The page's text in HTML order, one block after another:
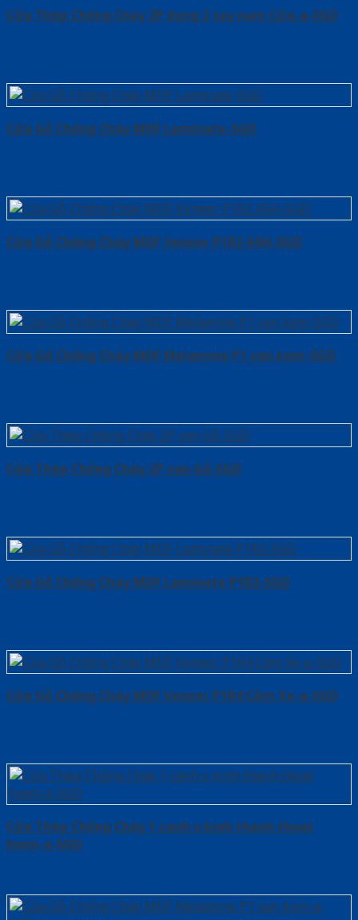
Cửa Thép Chống Cháy 2P dung 2 tay nam Cửa-a-SGD
Cửa Gỗ Chống Cháy MDF Laminate-SGD
Cửa Gỗ Chống Cháy MDF Veneer P1R2 ASH-SGD
Cửa Gỗ Chống Cháy MDF Melamine P1 van kem-SGD
Cửa Thép Chống Cháy 2P van Gỗ-SGD
Cửa Gỗ Chống Cháy MDF Laminate P1R2-SGD
Cửa Gỗ Chống Cháy MDF Veneer P1R4 Căm Xe-a-SGD
Cửa Thép Chống Cháy 1 canh o kinh thanh thoat
hiem-a-SGD